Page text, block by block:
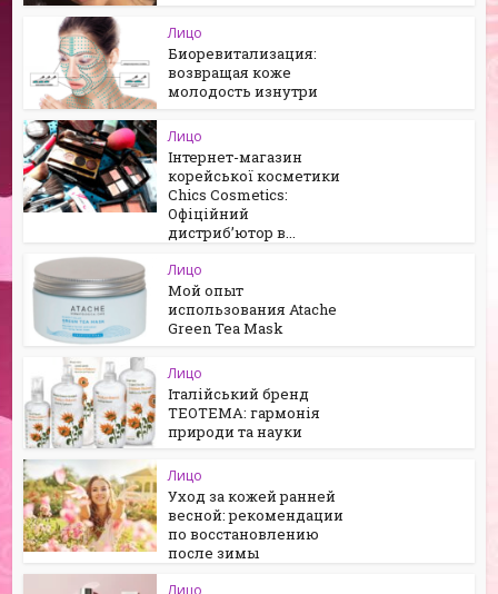
Лицо
Биоревитализация:
возвращая коже
молодость изнутри
Лицо
Інтернет-магазин
корейської косметики
Chics Cosmetics:
Офіційний
дистриб’ютор в...
Лицо
Мой опыт
использования Atache
Green Tea Mask
Лицо
Італійський бренд
TEOTEMA: гармонія
природи та науки
Лицо
Уход за кожей ранней
весной: рекомендации
по восстановлению
после зимы